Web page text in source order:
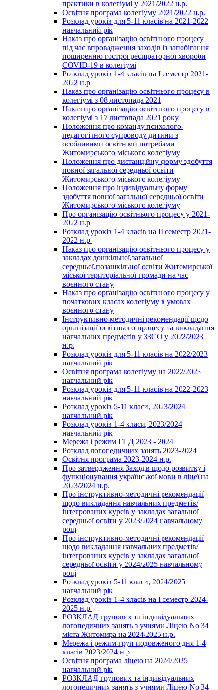
практики в колегіумі у 2021/2022 н.р.
Освітня програма колегіуму 2021/2022 н.р.
Розклад уроків для 5-11 класів на 2021-2022
навчальний рік
Наказ про організацію освітнього процесу
під час впровадження заходів із запобігання
поширенню гострої респіраторної хвороби
COVID-19 в колегіумі
Розклад уроків 1-4 класів на І семестр 2021-
2022 н.р.
Наказ про організацію освітнього процесу в
колегіумі з 08 листопада 2021
Наказ про організацію освітнього процесу в
колегіумі з 17 листопада 2021 року
Положення про команду психолого-
педагогічного супроводу дитини з
особливими освітніми потребами
Житомирського міського колегіуму
Положення про дистанційну форму здобуття
повної загальної середньої освіти
Житомирського міського колегіуму
Положення про індивідуальну форму
здобуття повної загальної середньої освіти
Житомирського міського колегіуму
Про організацію освітнього процесу у 2021-
2022 н.р.
Розклад уроків 1-4 класів на ІІ семестр 2021-
2022 н.р.
Наказ про організацію освітнього процесу у
закладах дошкільної,загальної
середньої,позашкільної освіти Житомирської
міської територіальної громади на час
воєнного стану
Наказ про організацію освітнього процесу у
початкових класах колегіуму в умовах
воєнного стану
Інструктивно-методичні рекомендації щодо
організації освітнього процесу та викладання
навчальних предметів у ЗЗСО у 2022/2023
н.р.
Розклад уроків для 5-11 класів на 2022/2023
навчальний рік
Освітня програма колегіуму на 2022/2023
навчальний рік
Розклад уроків для 5-11 класів на 2022-2023
навчальний рік
Розклад уроків 5-11 класи, 2023/2024
навчальний рік
Розклад уроків 1-4 класи, 2023/2024
навчальний рік
Мережа і режим ГПД 2023 - 2024
Розклад логопедичних занять 2023-2024
Освітня програма 2023-2024 н.р.
Про затвердження Заходів щодо розвитку і
функціонування української мови в ліцеї на
2023/2024 н.р.
Про інструктивно-методичні рекомендації
щодо викладання навчальних предметів/
інтегрованих курсів у закладах загальної
середньої освіти у 2023/2024 навчальному
році
Про інструктивно-методичні рекомендації
щодо викладання навчальних предметів/
інтегрованих курсів у закладах загальної
середньої освіти у 2024/2025 навчальному
році
Розклад уроків 5-11 класи, 2024/2025
навчальний рік
Розклад уроків 1-4 класів на І семестр 2024-
2025 н.р.
РОЗКЛАД групових та індивідуальних
логопедичних занять з учнями Ліцею No 34
міста Житомира на 2024/2025 н.р.
Мережа і режим груп подовженого дня 1-4
класів 2023/2024 н.р.
Освітня програма ліцею на 2024/2025
навчальний рік
РОЗКЛАД групових та індивідуальних
логопедичних занять з учнями Ліцею No 34